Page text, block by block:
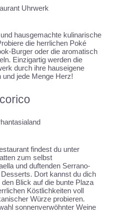
hausgemachte kulinarische
die herrlichen Poké
Burger oder die aromatisch
Einzigartig werden die
durch ihre hauseigene
und jede Menge Herz!
findest du unter
zum selbst
und duftenden Serrano-
Dort kannst du dich
Blick auf die bunte Plaza
Köstlichkeiten voll
Würze probieren.
sonnenverwöhnter Weine